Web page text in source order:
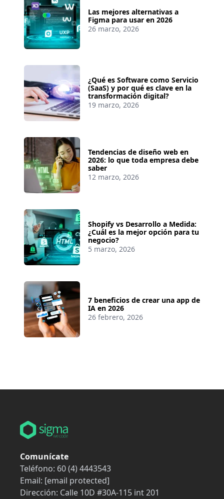
Las mejores alternativas a
Figma para usar en 2026
26 marzo, 2026
¿Qué es Software como Servicio
(SaaS) y por qué es clave en la
transformación digital?
19 marzo, 2026
Tendencias de diseño web en
2026: lo que toda empresa debe
saber
12 marzo, 2026
Shopify vs Desarrollo a Medida:
¿Cuál es la mejor opción para tu
negocio?
5 marzo, 2026
7 beneficios de crear una app de
IA en 2026
26 febrero, 2026
Comunícate
Teléfono: 60 (4) 4443543
Email: [email protected]
Dirección: Calle 10D #30A-115 int 201